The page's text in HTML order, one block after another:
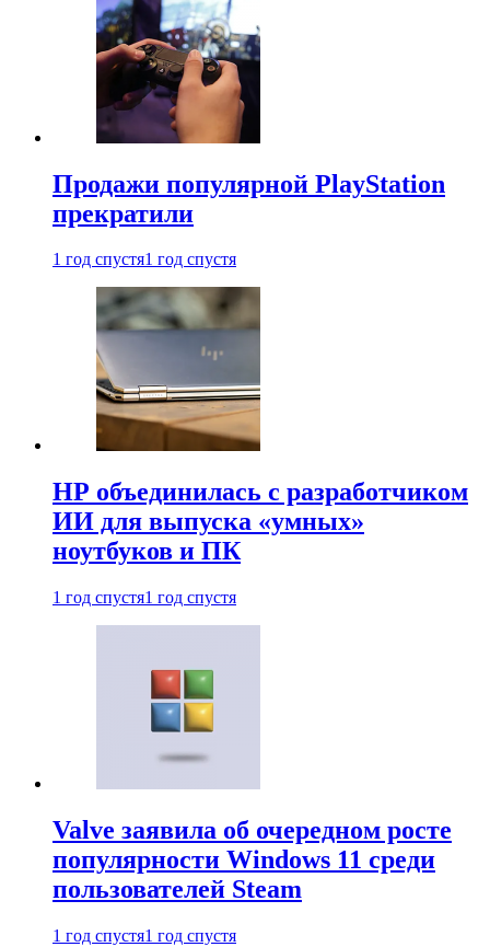
Продажи популярной PlayStation
прекратили
1 год спустя1 год спустя
HP объединилась с разработчиком
ИИ для выпуска «умных»
ноутбуков и ПК
1 год спустя1 год спустя
Valve заявила об очередном росте
популярности Windows 11 среди
пользователей Steam
1 год спустя1 год спустя